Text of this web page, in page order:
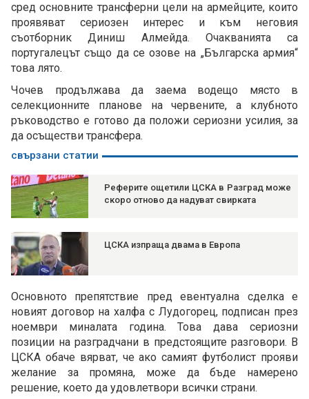
сред основните трансферни цели на армейците, които
проявяват сериозен интерес и към неговия
съотборник Диниш Алмейда. Очакванията са
португалецът също да се озове на „Българска армия“
това лято.
Чочев продължава да заема водещо място в
селекционните планове на червените, а клубното
ръководство е готово да положи сериозни усилия, за
да осъществи трансфера.
свързани статии
Реферите ощетили ЦСКА в Разград може
скоро отново да надуват свирката
ЦСКА изпраща двама в Европа
Основното препятствие пред евентуална сделка е
новият договор на халфа с Лудогорец, подписан през
ноември миналата година. Това дава сериозни
позиции на разградчани в предстоящите разговори. В
ЦСКА обаче вярват, че ако самият футболист прояви
желание за промяна, може да бъде намерено
решение, което да удовлетвори всички страни.